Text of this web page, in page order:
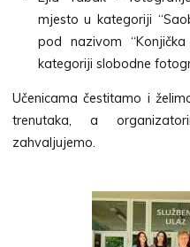
mjesto u kategoriji
pod nazivom
kategoriji slobodne
Učenicama čestitamo i
trenutaka, a
zahvaljujemo.